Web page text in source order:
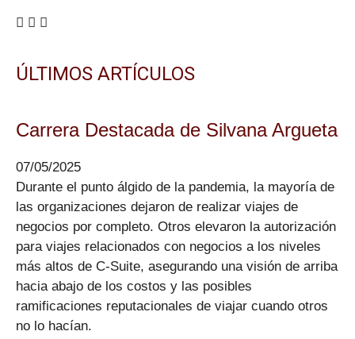
ÚLTIMOS ARTÍCULOS
Carrera Destacada de Silvana Argueta
07/05/2025
Durante el punto álgido de la pandemia, la mayoría de
las organizaciones dejaron de realizar viajes de
negocios por completo. Otros elevaron la autorización
para viajes relacionados con negocios a los niveles
más altos de C-Suite, asegurando una visión de arriba
hacia abajo de los costos y las posibles
ramificaciones reputacionales de viajar cuando otros
no lo hacían.